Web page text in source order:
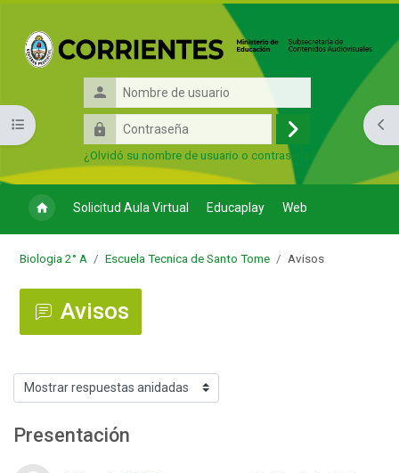
Nombre
de
usuario
Contraseña
Acceder
¿Olvidó su nombre de usuario o contraseña?
Solicitud Aula Virtual Educaplay Web
Abrir índice del curso
Biologia 2° A Escuela Tecnica de Santo Tome Avisos
Avisos
Mostrar modo
Presentación